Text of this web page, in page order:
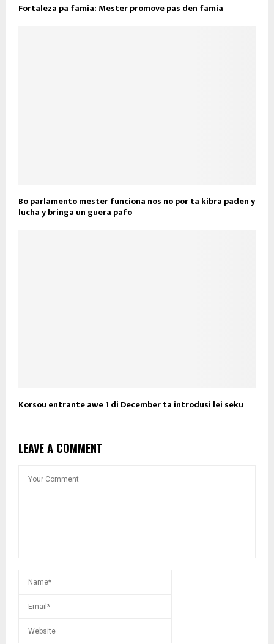
Fortaleza pa famia: Mester promove pas den famia
Bo parlamento mester funciona nos no por ta kibra paden y
lucha y bringa un guera pafo
Korsou entrante awe 1 di December ta introdusi lei seku
LEAVE A COMMENT